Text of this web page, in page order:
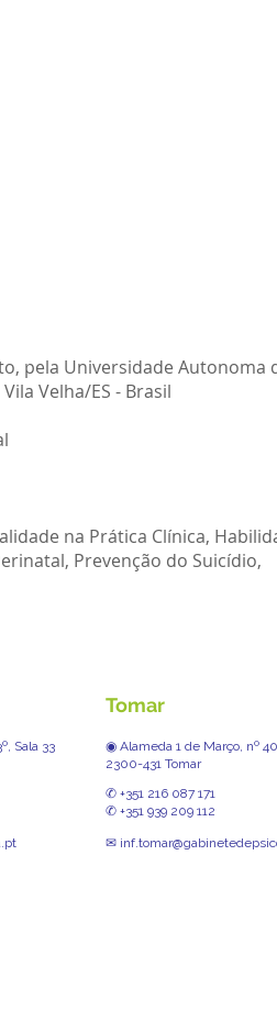
pela Universidade Autonoma
Velha/ES - Brasil
na Prática Clínica,
Prevenção do Suicídio,
Sala 33
Tomar
◉ Alameda 1 de Março, nº
2300-431 Tomar
✆ +351 216 087 171
✆ +351 939 209 112
✉